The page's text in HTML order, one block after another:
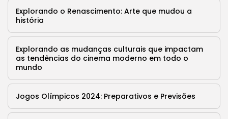
9 Articles
Notícias
LATEST REVIEWS
4.4 Tracking Your Health: Top Fitness Tracker
Review
Explorando o Renascimento: Arte que mudou a
história
Explorando as mudanças culturais que impactam
as tendências do cinema moderno em todo o
mundo
Jogos Olímpicos 2024: Preparativos e Previsões